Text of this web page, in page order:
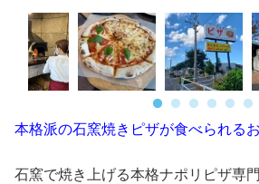
本格派の石窯焼きピザが食べられる
石窯で焼き上げる本格ナポリピザ専